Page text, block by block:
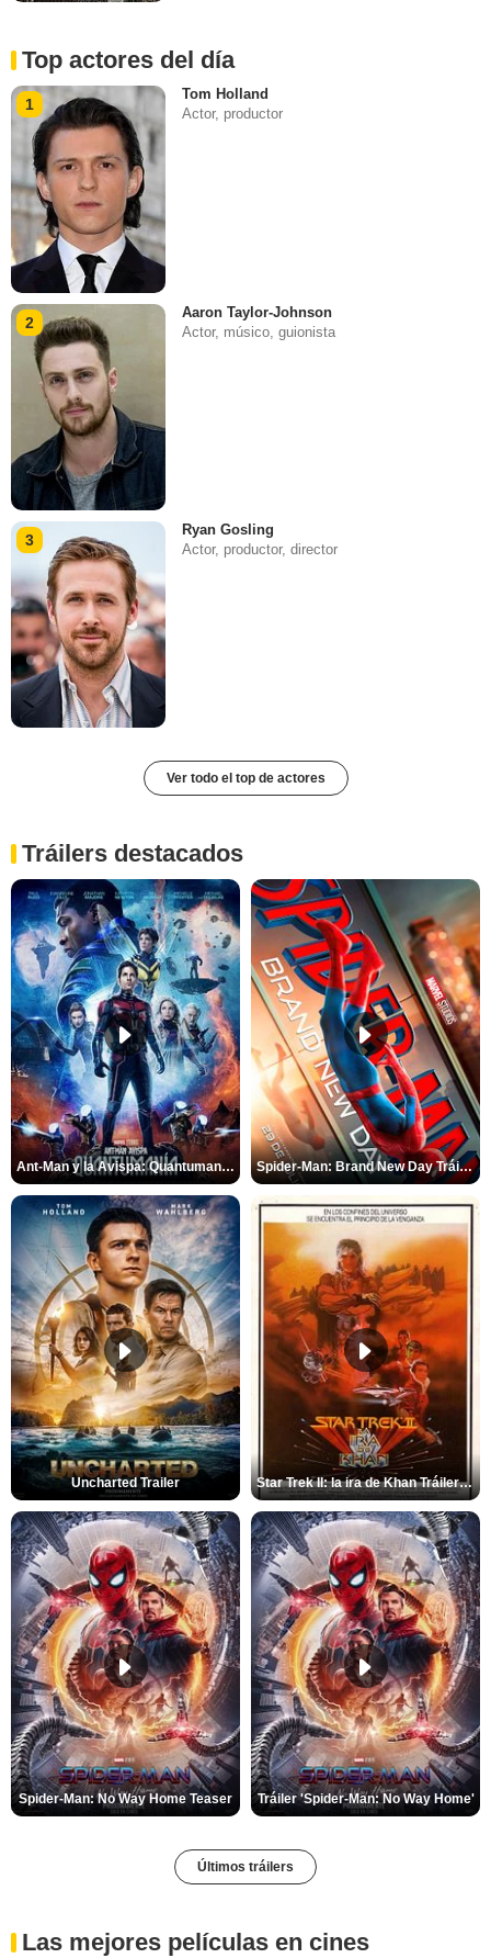
Top actores del día
1
Tom Holland
Actor, productor
2
Aaron Taylor-Johnson
Actor, músico, guionista
3
Ryan Gosling
Actor, productor, director
Ver todo el top de actores
Tráilers destacados
Ant-Man y la Avispa: Quantumanía Tráiler (2) Spider-Man: Brand New Day Tráiler (3)
Uncharted Trailer Star Trek II: la ira de Khan Tráiler VO
Spider-Man: No Way Home Teaser Tráiler 'Spider-Man: No Way Home'
Últimos tráilers
Las mejores películas en cines